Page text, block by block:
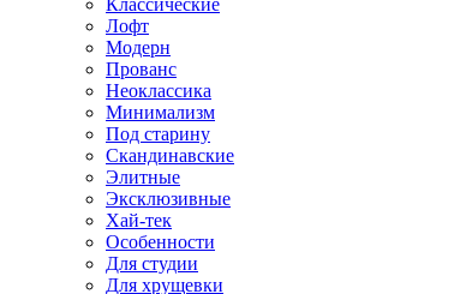
Лофт
Модерн
Прованс
Неоклассика
Минимализм
Под старину
Скандинавские
Элитные
Эксклюзивные
Хай-тек
Особенности
Для студии
Для хрущевки